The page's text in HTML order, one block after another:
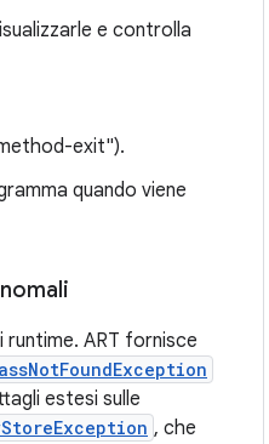
e controlla
exit").
quando viene
ART fornisce
estesi sulle
, che